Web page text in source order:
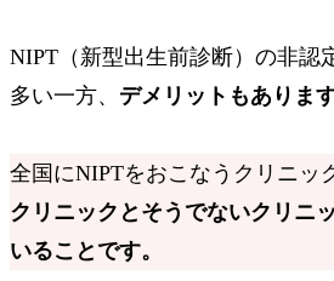
NIPT（新型出生前診断）の非認
多い一方、 デメリットもありま
全国にNIPTをおこなうクリニッ
クリニックとそうでないクリニ
いることです。